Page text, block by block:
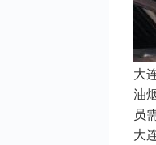
大
油
员
大